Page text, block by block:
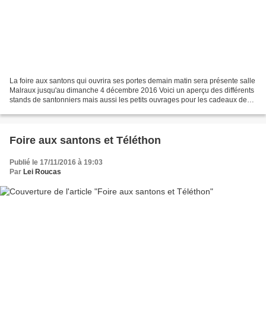
La foire aux santons qui ouvrira ses portes demain matin sera présente salle
Malraux jusqu'au dimanche 4 décembre 2016 Voici un aperçu des différents
stands de santonniers mais aussi les petits ouvrages pour les cadeaux de
Foire aux santons et Téléthon
Publié le 17/11/2016 à 19:03
Par Lei Roucas